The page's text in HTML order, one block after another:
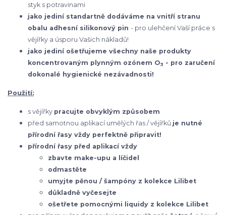
styk s potravinami
jako jediní standartně dodáváme na vnitří stranu
obalu adhesní silikonový pin - pro ulehčení Vaší práce s
vějířky a úsporu Vašich nákladů!
jako jediní ošetřujeme všechny naše produkty
koncentrovaným plynným ozónem O3 - pro zaručení
dokonalé hygienické nezávadnosti!
Použití:
s vějířky pracujte obvyklým způsobem
před samotnou aplikací umělých řas / vějířků je nutné
přírodní řasy vždy perfektně připravit!
přírodní řasy před aplikací vždy
zbavte make-upu a líčidel
odmastěte
umyjte pěnou / šampóny z kolekce Lilibet
důkladně vyčesejte
ošetřete pomocnými liquidy z kolekce Lilibet